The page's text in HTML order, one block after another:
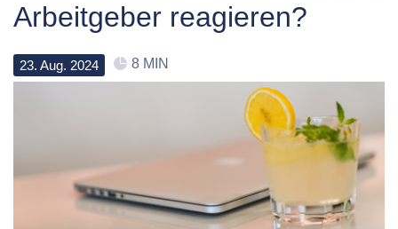
Arbeitgeber reagieren?
23. Aug. 2024 8 MIN